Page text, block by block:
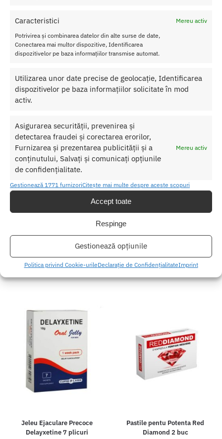
Caracteristici
Mereu activ
Potrivirea și combinarea datelor din alte surse de date,
Conectarea mai multor dispozitive, Identificarea
dispozitivelor pe baza informațiilor transmise automat.
Utilizarea unor date precise de geolocație, Identificarea
dispozitivelor pe baza informațiilor solicitate în mod
activ.
Asigurarea securității, prevenirea și
detectarea fraudei și corectarea erorilor,
Furnizarea și prezentarea publicității și a
conținutului, Salvați și comunicați opțiunile
de confidențialitate.
Mereu activ
Gestionează 1771 furnizoriCitește mai multe despre aceste scopuri
Accept toate
Respinge
Gestionează opțiunile
Politica privind Cookie-urileDeclarație de ConfidențialitateImprint
Apollo Plus 10 Pcs Pastile pentru
Erectie pe Baza de Plante
185.00lei
Pastile pentru Potenta Barbati
DINAMIT 2 buc
pentru Erectie pe Baza de Plante
Adaugă în coș Adaugă în coș
Jeleu Ejaculare Precoce
Delayxetine 7 plicuri
Pastile pentu Potenta Red
Diamond 2 buc